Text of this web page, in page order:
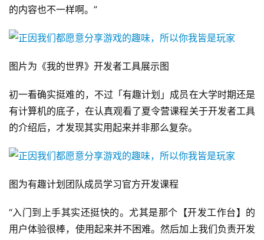
的内容也不一样啊。”
图片为《我的世界》开发者工具展示图
初一看确实挺难的，不过「有趣计划」成员在大学时期还是
有计算机的底子，在认真观看了夏令营课程关于开发者工具
的介绍后，才发现其实用起来并非那么复杂。
图为有趣计划团队成员学习官方开发课程
“入门到上手其实还挺快的。尤其是那个【开发工作台】的
用户体验很棒，使用起来并不困难。然后加上我们负责开发